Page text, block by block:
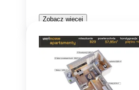
Zobacz więcej